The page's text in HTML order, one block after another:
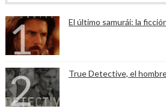
El último samurái: la
True Detective, el